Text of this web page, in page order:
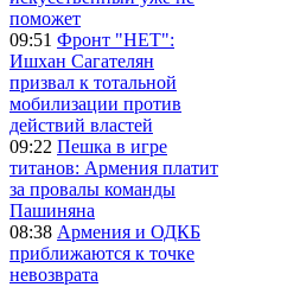
поможет
09:51 Фронт "НЕТ":
Ишхан Сагателян
призвал к тотальной
мобилизации против
действий властей
09:22 Пешка в игре
титанов: Армения платит
за провалы команды
Пашиняна
08:38 Армения и ОДКБ
приближаются к точке
невозврата